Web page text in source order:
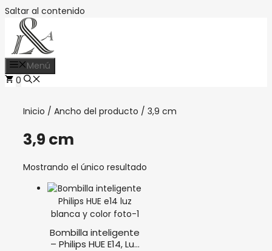
Saltar al contenido
Menú
0
Inicio / Ancho del producto / 3,9 cm
3,9 cm
Mostrando el único resultado
Bombilla inteligente
– Philips HUE E14, Luz